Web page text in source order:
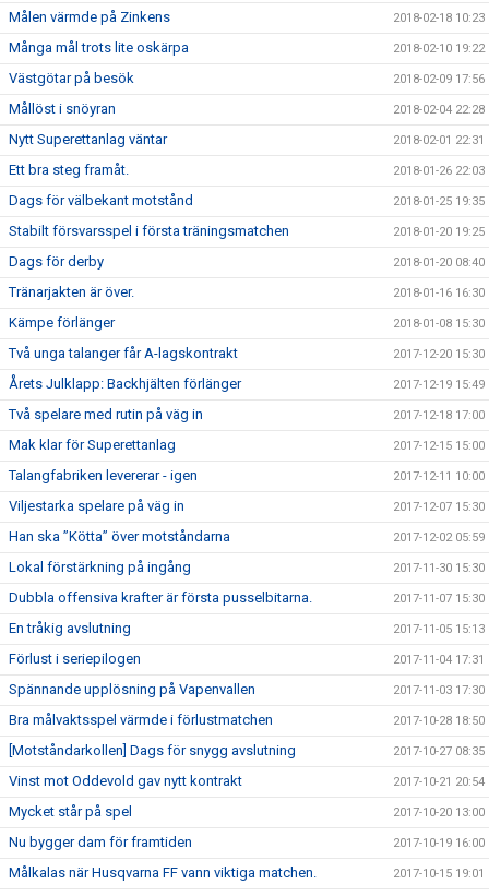
Målen värmde på Zinkens 2018-02-18 10:23
Många mål trots lite oskärpa 2018-02-10 19:22
Västgötar på besök 2018-02-09 17:56
Mållöst i snöyran 2018-02-04 22:28
Nytt Superettanlag väntar 2018-02-01 22:31
Ett bra steg framåt. 2018-01-26 22:03
Dags för välbekant motstånd 2018-01-25 19:35
Stabilt försvarsspel i första träningsmatchen 2018-01-20 19:25
Dags för derby 2018-01-20 08:40
Tränarjakten är över. 2018-01-16 16:30
Kämpe förlänger 2018-01-08 15:30
Två unga talanger får A-lagskontrakt 2017-12-20 15:30
Årets Julklapp: Backhjälten förlänger 2017-12-19 15:49
Två spelare med rutin på väg in 2017-12-18 17:00
Mak klar för Superettanlag 2017-12-15 15:00
Talangfabriken levererar - igen 2017-12-11 10:00
Viljestarka spelare på väg in 2017-12-07 15:30
Han ska ”Kötta” över motståndarna 2017-12-02 05:59
Lokal förstärkning på ingång 2017-11-30 15:30
Dubbla offensiva krafter är första pusselbitarna. 2017-11-07 15:30
En tråkig avslutning 2017-11-05 15:13
Förlust i seriepilogen 2017-11-04 17:31
Spännande upplösning på Vapenvallen 2017-11-03 17:30
Bra målvaktsspel värmde i förlustmatchen 2017-10-28 18:50
[Motståndarkollen] Dags för snygg avslutning 2017-10-27 08:35
Vinst mot Oddevold gav nytt kontrakt 2017-10-21 20:54
Mycket står på spel 2017-10-20 13:00
Nu bygger dam för framtiden 2017-10-19 16:00
Målkalas när Husqvarna FF vann viktiga matchen. 2017-10-15 19:01